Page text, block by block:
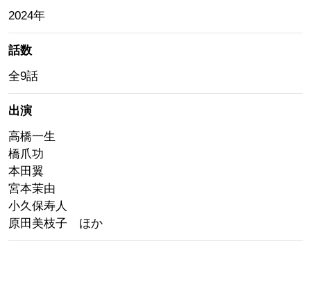
2024年
話数
全9話
出演
高橋一生
橋爪功
本田翼
宮本茉由
小久保寿人
原田美枝子 ほか